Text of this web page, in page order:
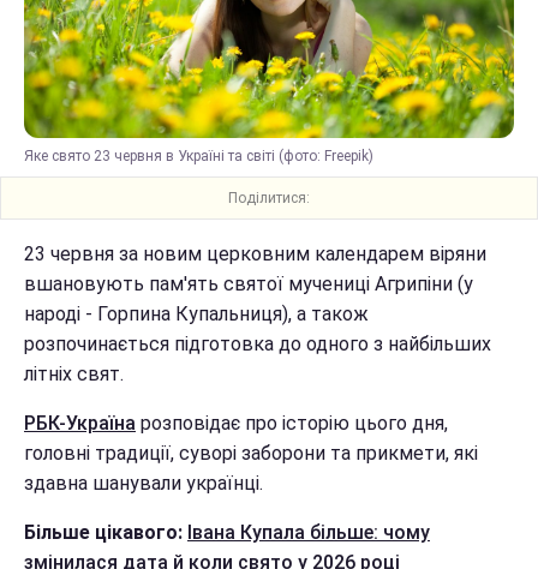
Яке свято 23 червня в Україні та світі (фото: Freepik)
Поділитися:
23 червня за новим церковним календарем віряни
вшановують пам'ять святої мучениці Агрипіни (у
народі - Горпина Купальниця), а також
розпочинається підготовка до одного з найбільших
літніх свят.
РБК-Україна розповідає про історію цього дня,
головні традиції, суворі заборони та прикмети, які
здавна шанували українці.
Більше цікавого: Івана Купала більше: чому
змінилася дата й коли свято у 2026 році